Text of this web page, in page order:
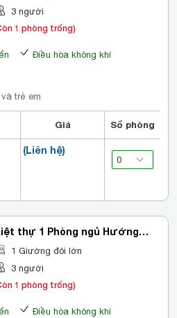
3 người
1 phòng trống)
Điều hòa không khí
trẻ em
Giá Số phòng
(Liên hệ)
thự 1 Phòng ngủ Hướng
1 Giường đôi lớn
3 người
1 phòng trống)
Điều hòa không khí